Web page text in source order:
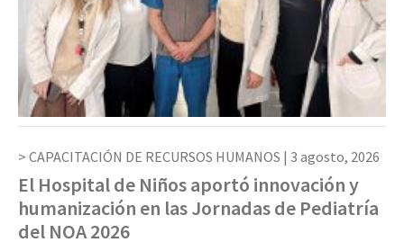
CAPACITACIÓN DE RECURSOS HUMANOS | 3 agosto, 2026
El Hospital de Niños aportó innovación y
humanización en las Jornadas de Pediatría
del NOA 2026